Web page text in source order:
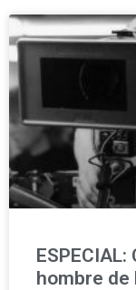
ESPECIAL:
hombre de